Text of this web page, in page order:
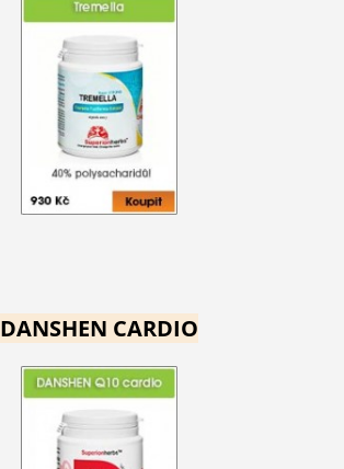
DANSHEN CARDIO